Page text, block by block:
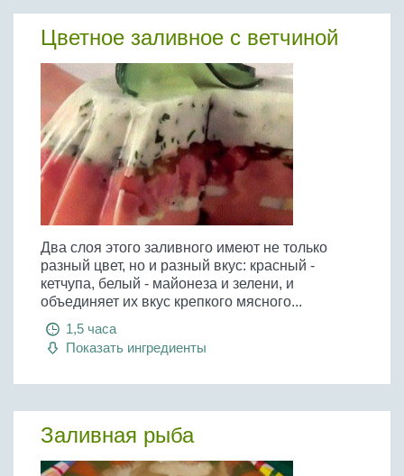
Цветное заливное с ветчиной
Два слоя этого заливного имеют не только
разный цвет, но и разный вкус: красный -
кетчупа, белый - майонеза и зелени, и
объединяет их вкус крепкого мясного...
1,5 часа
Показать ингредиенты
Заливная рыба